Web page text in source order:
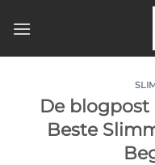
naar
De blogpost
Beste